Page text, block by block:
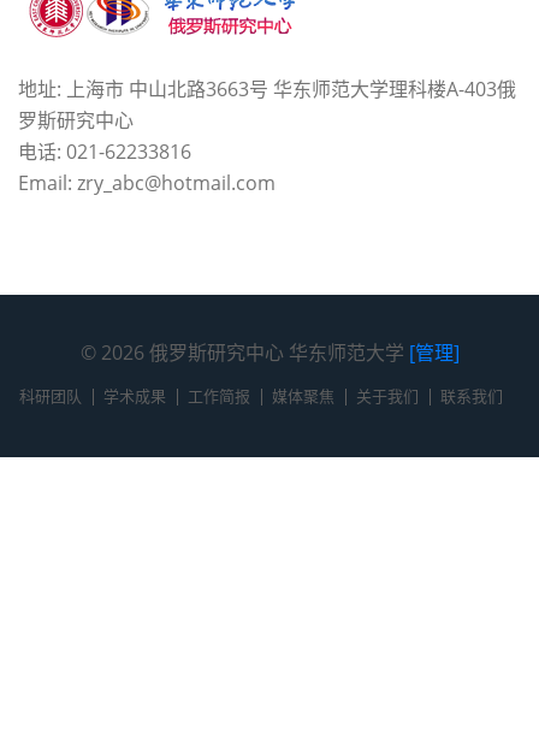
地址: 上海市 中山北路3663号 华东师范大学理科楼A-403俄
罗斯研究中心
电话: 021-62233816
Email: zry_abc@hotmail.com
© 2026 俄罗斯研究中心 华东师范大学 [管理]
科研团队 学术成果 工作简报 媒体聚焦 关于我们 联系我们